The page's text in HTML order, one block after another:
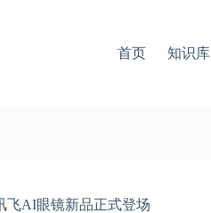
首页 知识库
飞AI眼镜新品正式登场